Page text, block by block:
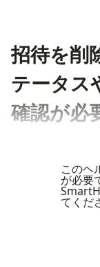
招待を削
テータス
確認が必
このヘ
が必要
てくだ